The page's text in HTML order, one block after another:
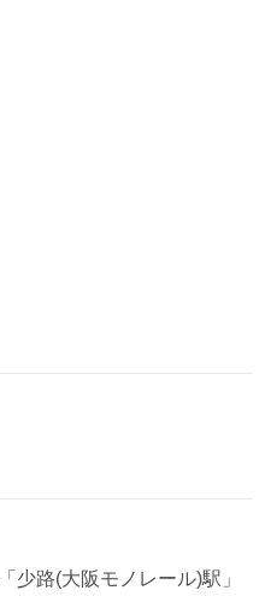
少路(大阪モノレール)駅」